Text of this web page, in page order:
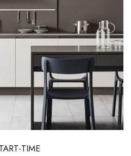
TIME